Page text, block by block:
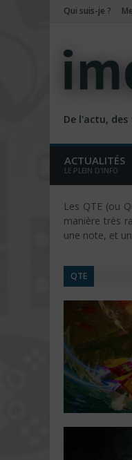
Qui suis-je ?
De l'actu,
ACTUALITÉS
LE PLEIN D'INFO
Les QTE (ou
manière très
une note, et
QTE